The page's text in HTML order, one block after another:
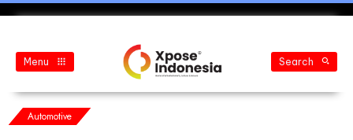
Menu Search
Automotive